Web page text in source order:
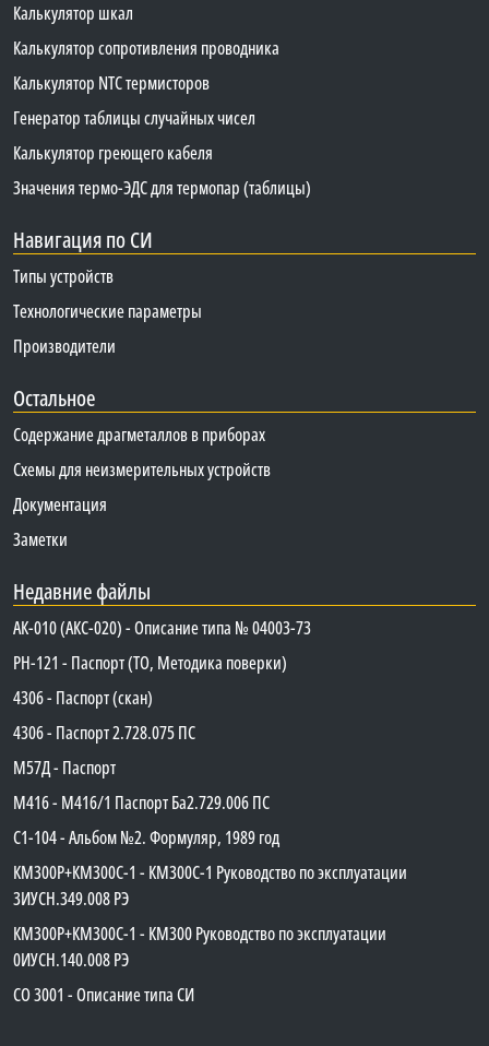
Калькулятор шкал
Калькулятор сопротивления проводника
Калькулятор NTC термисторов
Генератор таблицы случайных чисел
Калькулятор греющего кабеля
Значения термо-ЭДС для термопар (таблицы)
Навигация по СИ
Типы устройств
Технологические параметры
Производители
Остальное
Содержание драгметаллов в приборах
Схемы для неизмерительных устройств
Документация
Заметки
Недавние файлы
АК-010 (АКС-020) - Описание типа № 04003-73
PH-121 - Паспорт (ТО, Методика поверки)
4306 - Паспорт (скан)
4306 - Паспорт 2.728.075 ПС
М57Д - Паспорт
М416 - М416/1 Паспорт Ба2.729.006 ПС
C1-104 - Альбом №2. Формуляр, 1989 год
КМ300Р+КМ300С-1 - КМ300C-1 Руководство по эксплуатации
3ИУСН.349.008 РЭ
КМ300Р+КМ300С-1 - КМ300 Руководство по эксплуатации
0ИУСН.140.008 РЭ
СО 3001 - Описание типа СИ